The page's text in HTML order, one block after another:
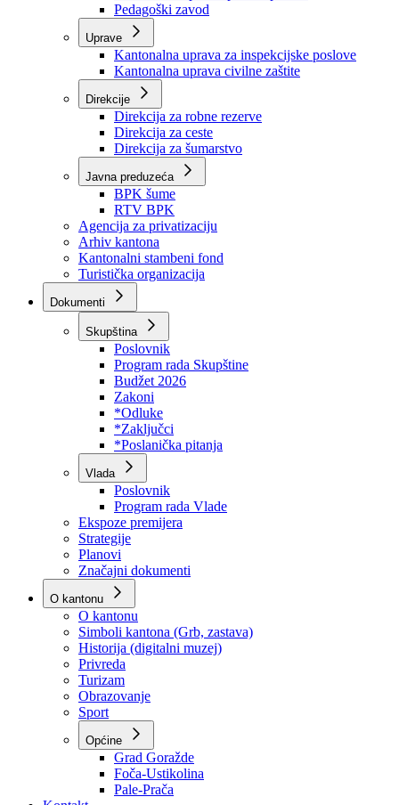
Zavod zdravstvenog osiguranja
Zavod za javno zdravstvo
Zavod za besplatnu pravnu pomoć
Pedagoški zavod
Kantonalna uprava za inspekcijske poslove
Kantonalna uprava civilne zaštite
Direkcije
Direkcija za robne rezerve
Direkcija za ceste
Direkcija za šumarstvo
Javna preduzeća
BPK šume
RTV BPK
Agencija za privatizaciju
Arhiv kantona
Kantonalni stambeni fond
Turistička organizacija
Dokumenti
Skupština
Poslovnik
Program rada Skupštine
Budžet 2026
Zakoni
*Odluke
*Zaključci
*Poslanička pitanja
Vlada
Poslovnik
Program rada Vlade
Ekspoze premijera
Strategije
Planovi
Značajni dokumenti
O kantonu
O kantonu
Simboli kantona (Grb, zastava)
Historija (digitalni muzej)
Privreda
Turizam
Obrazovanje
Sport
Općine